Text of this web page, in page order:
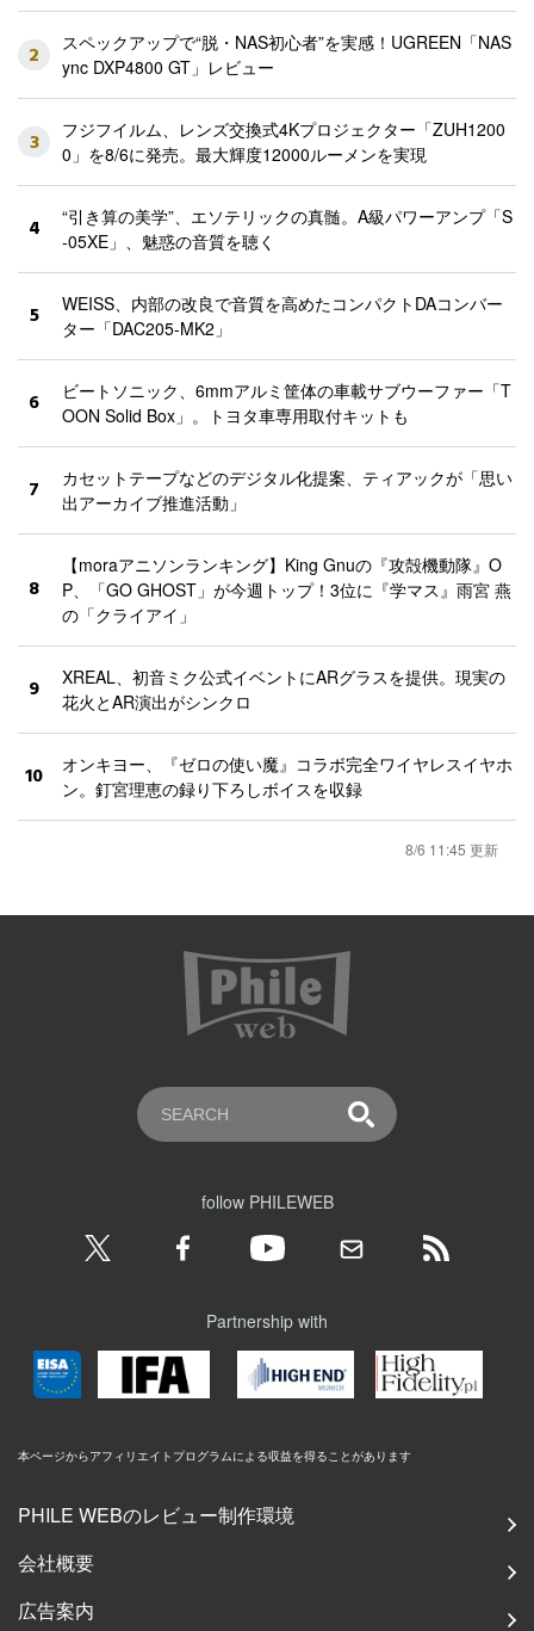
2
スペックアップで“脱・NAS初心者”を実感！UGREEN「NAS
ync DXP4800 GT」レビュー
3
フジフイルム、レンズ交換式4Kプロジェクター「ZUH1200
0」を8/6に発売。最大輝度12000ルーメンを実現
4
“引き算の美学”、エソテリックの真髄。A級パワーアンプ「S
-05XE」、魅惑の音質を聴く
5
WEISS、内部の改良で音質を高めたコンパクトDAコンバー
ター「DAC205-MK2」
6
ビートソニック、6mmアルミ筐体の車載サブウーファー「T
OON Solid Box」。トヨタ車専用取付キットも
7
カセットテープなどのデジタル化提案、ティアックが「思い
出アーカイブ推進活動」
8
【moraアニソンランキング】King Gnuの『攻殻機動隊』O
P、「GO GHOST」が今週トップ！3位に『学マス』雨宮 燕
の「クライアイ」
9
XREAL、初音ミク公式イベントにARグラスを提供。現実の
花火とAR演出がシンクロ
10
オンキヨー、『ゼロの使い魔』コラボ完全ワイヤレスイヤホ
ン。釘宮理恵の録り下ろしボイスを収録
8/6 11:45 更新
follow PHILEWEB
Partnership with
本ページからアフィリエイトプログラムによる収益を得ることがあります
PHILE WEBのレビュー制作環境
会社概要
広告案内